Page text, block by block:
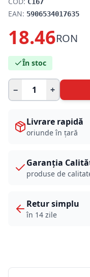
EAN: 5906534017635
18.46RON
În stoc
− +
Livrare rapidă
oriunde în țară
Garanția
produse de
Retur simplu
în 14 zile